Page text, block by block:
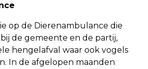
op de Dierenambulance die
de gemeente en de partij,
hengelafval waar ook vogels
In de afgelopen maanden